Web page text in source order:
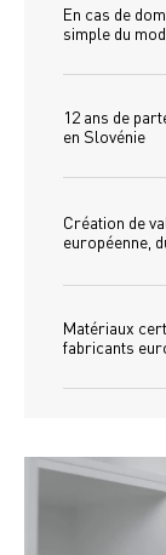
En cas de
simple du
12 ans de
en Slovénie
Création de
européenne,
Matériaux
fabricants